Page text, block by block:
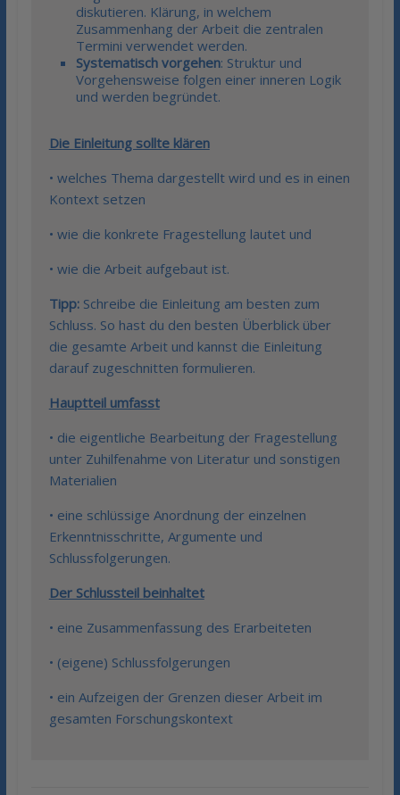
diskutieren. Klärung, in welchem
Zusammenhang der Arbeit die zentralen
Termini verwendet werden.
Systematisch vorgehen: Struktur und
Vorgehensweise folgen einer inneren Logik
und werden begründet.
Die Einleitung sollte klären
• welches Thema dargestellt wird und es in einen
Kontext setzen
• wie die konkrete Fragestellung lautet und
• wie die Arbeit aufgebaut ist.
Tipp:Schreibe die Einleitung am besten zum
Schluss. So hast du den besten Überblick über
die gesamte Arbeit und kannst die Einleitung
darauf zugeschnitten formulieren.
Hauptteil umfasst
• die eigentliche Bearbeitung der Fragestellung
unter Zuhilfenahme von Literatur und sonstigen
Materialien
• eine schlüssige Anordnung der einzelnen
Erkenntnisschritte, Argumente und
Schlussfolgerungen.
Der Schlussteil beinhaltet
• eine Zusammenfassung des Erarbeiteten
• (eigene) Schlussfolgerungen
• ein Aufzeigen der Grenzen dieser Arbeit im
gesamten Forschungskontext